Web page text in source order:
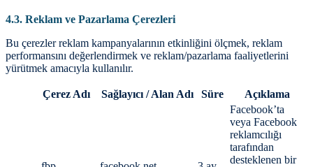
4.3. Reklam ve Pazarlama Çerezleri
Bu çerezler reklam kampanyalarının etkinliğini ölçmek, reklam
performansını değerlendirmek ve reklam/pazarlama faaliyetlerini
yürütmek amacıyla kullanılır.
Çerez Adı Sağlayıcı / Alan Adı Süre Açıklama
Facebook’ta
veya Facebook
reklamcılığı
tarafından
desteklenen bir